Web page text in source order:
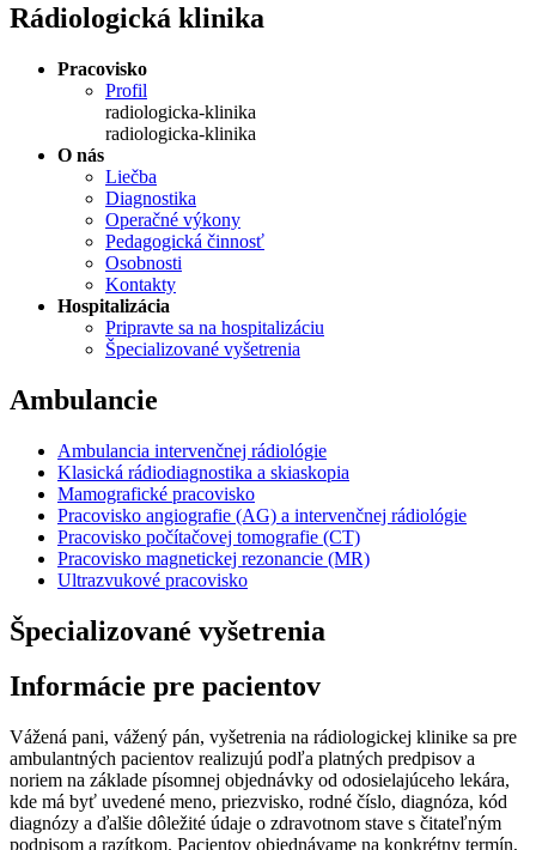
Rádiologická klinika
Pracovisko
Profil
radiologicka-klinika
radiologicka-klinika
O nás
Liečba
Diagnostika
Operačné výkony
Pedagogická činnosť
Osobnosti
Kontakty
Hospitalizácia
Pripravte sa na hospitalizáciu
Špecializované vyšetrenia
Ambulancie
Ambulancia intervenčnej rádiológie
Klasická rádiodiagnostika a skiaskopia
Mamografické pracovisko
Pracovisko angiografie (AG) a intervenčnej rádiológie
Pracovisko počítačovej tomografie (CT)
Pracovisko magnetickej rezonancie (MR)
Ultrazvukové pracovisko
Špecializované vyšetrenia
Informácie pre pacientov
Vážená pani, vážený pán, vyšetrenia na rádiologickej klinike sa pre
ambulantných pacientov realizujú podľa platných predpisov a
noriem na základe písomnej objednávky od odosielajúceho lekára,
kde má byť uvedené meno, priezvisko, rodné číslo, diagnóza, kód
diagnózy a ďalšie dôležité údaje o zdravotnom stave s čitateľným
podpisom a razítkom. Pacientov objednávame na konkrétny termín,